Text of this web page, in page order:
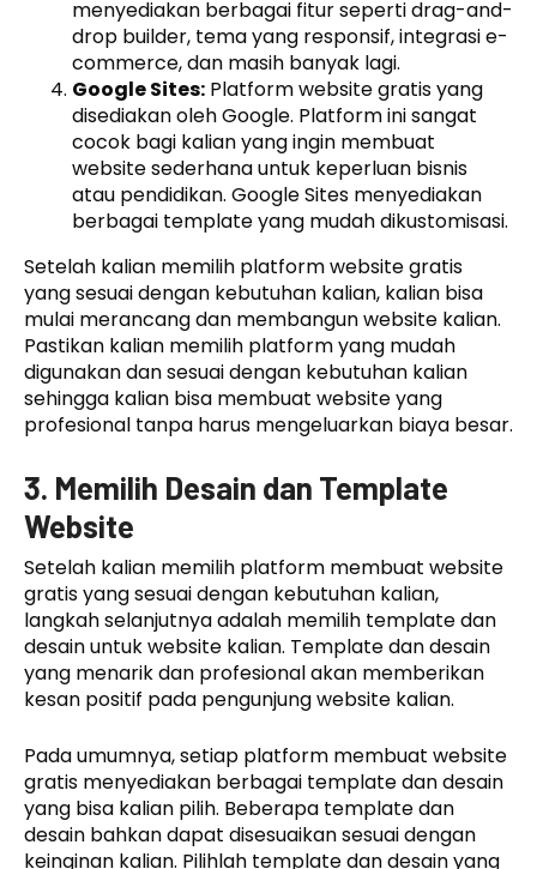
menyediakan berbagai fitur seperti drag-and-
drop builder, tema yang responsif, integrasi e-
commerce, dan masih banyak lagi.
Google Sites: Platform website gratis yang
disediakan oleh Google. Platform ini sangat
cocok bagi kalian yang ingin membuat
website sederhana untuk keperluan bisnis
atau pendidikan. Google Sites menyediakan
berbagai template yang mudah dikustomisasi.
Setelah kalian memilih platform website gratis
yang sesuai dengan kebutuhan kalian, kalian bisa
mulai merancang dan membangun website kalian.
Pastikan kalian memilih platform yang mudah
digunakan dan sesuai dengan kebutuhan kalian
sehingga kalian bisa membuat website yang
profesional tanpa harus mengeluarkan biaya besar.
3. Memilih Desain dan Template
Website
Setelah kalian memilih platform membuat website
gratis yang sesuai dengan kebutuhan kalian,
langkah selanjutnya adalah memilih template dan
desain untuk website kalian. Template dan desain
yang menarik dan profesional akan memberikan
kesan positif pada pengunjung website kalian.
Pada umumnya, setiap platform membuat website
gratis menyediakan berbagai template dan desain
yang bisa kalian pilih. Beberapa template dan
desain bahkan dapat disesuaikan sesuai dengan
keinginan kalian. Pilihlah template dan desain yang